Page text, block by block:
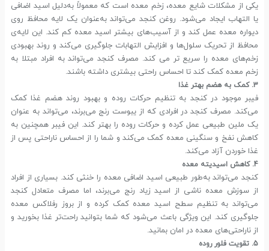
یکی از مشکلات شایع معده، زخم معده است که معمولاً به‌دلیل اسید اضافی
یا التهاب ایجاد می‌شود. روغن کنجد می‌تواند به‌عنوان یک لایه محافظ روی
دیواره معده عمل کند و از آسیب‌های بیشتر اسید معده کم کند. این لایه‌ی
محافظ از تحریک سلول‌ها و افزایش التهابات جلوگیری می‌کند و روند بهبودی
زخم‌های معده را سریع تر می کند. مصرف کنجد می‌تواند به افراد مبتلا به
زخم معده کمک کند تا احساس راحتی بیشتری داشته باشند.
3. کمک به هضم بهتر غذا
فیبر موجود در کنجد به تنظیم حرکات روده و بهبود روند هضم غذا کمک
می‌کند. مصرف کنجد در افرادی که از یبوست رنج می‌برند، می‌تواند به عنوان
یک ملین طبیعی عمل کرده و حرکات روده را بهتر کند. این فیبر همچنین به
کاهش نفخ و سنگینی معده کمک می‌کند و شما را از احساس ناراحتی پس از
غذا خوردن آزاد می‌کند.
4. کاهش اسیدیته معده
کنجد می‌تواند به‌طور طبیعی اسید اضافی معده را خنثی کند. بسیاری از افراد
از سوزش معده ناشی از اسید زیاد رنج می‌برند، اما مصرف متعادل کنجد
می‌تواند به تنظیم سطح اسید معده کمک کرده و از بروز رفلاکس معده
جلوگیری کند. این ویژگی باعث می‌شود که شما بتوانید راحت‌تر غذا بخورید و
از ناراحتی‌های معده در امان بمانید.
5. تقویت فلور روده